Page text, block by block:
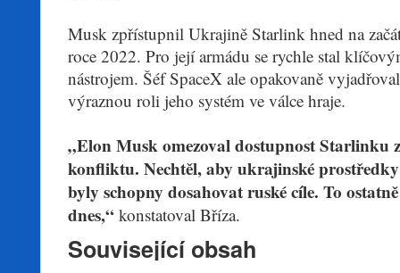
Musk zpřístupnil Ukrajině Starlink hned na
roce 2022. Pro její armádu se rychle stal
nástrojem. Šéf SpaceX ale opakovaně
výraznou roli jeho systém ve válce hraje.
„Elon Musk omezoval dostupnost Starlinku
konfliktu. Nechtěl, aby ukrajinské
byly schopny dosahovat ruské cíle. To
dnes,“ konstatoval Bříza.
Související obsah